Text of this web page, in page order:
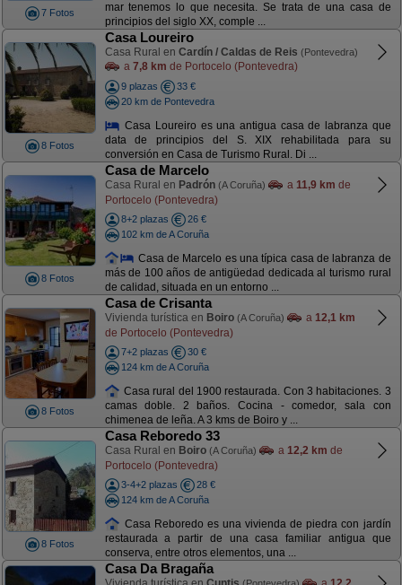
7 Fotos
mar tenemos lo que necesita. Se trata de una casa de
principios del siglo XX, comple ...
8 Fotos
Casa Loureiro
Casa Rural en Cardín / Caldas de Reis (Pontevedra)
a 7,8 km de Portocelo (Pontevedra)
9 plazas
33 €
20 km de Pontevedra
Casa Loureiro es una antigua casa de labranza que
data de principios del S. XIX rehabilitada para su
conversión en Casa de Turismo Rural. Di ...
8 Fotos
Casa de Marcelo
Casa Rural en Padrón (A Coruña) a 11,9 km de
Portocelo (Pontevedra)
8+2 plazas
26 €
102 km de A Coruña
Casa de Marcelo es una típica casa de labranza de
más de 100 años de antigüedad dedicada al turismo rural
de calidad, situada en un entorno ...
8 Fotos
Casa de Crisanta
Vivienda turística en Boiro (A Coruña) a 12,1 km
de Portocelo (Pontevedra)
7+2 plazas
30 €
124 km de A Coruña
Casa rural del 1900 restaurada. Con 3 habitaciones. 3
camas doble. 2 baños. Cocina - comedor, sala con
chimenea de leña. A 3 kms de Boiro y ...
8 Fotos
Casa Reboredo 33
Casa Rural en Boiro (A Coruña) a 12,2 km de
Portocelo (Pontevedra)
3-4+2 plazas
28 €
124 km de A Coruña
Casa Reboredo es una vivienda de piedra con jardín
restaurada a partir de una casa familiar antigua que
conserva, entre otros elementos, una ...
Casa Da Bragaña